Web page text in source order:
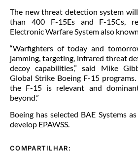
The new threat detection system
than 400 F-15Es and F-15Cs,
Electronic Warfare System also known
“Warfighters of today and
jamming, targeting, infrared threat
decoy capabilities,” said Mike
Global Strike Boeing F-15 programs.
the F-15 is relevant and
beyond.”
Boeing has selected BAE Systems
develop EPAWSS.
COMPARTILHAR: